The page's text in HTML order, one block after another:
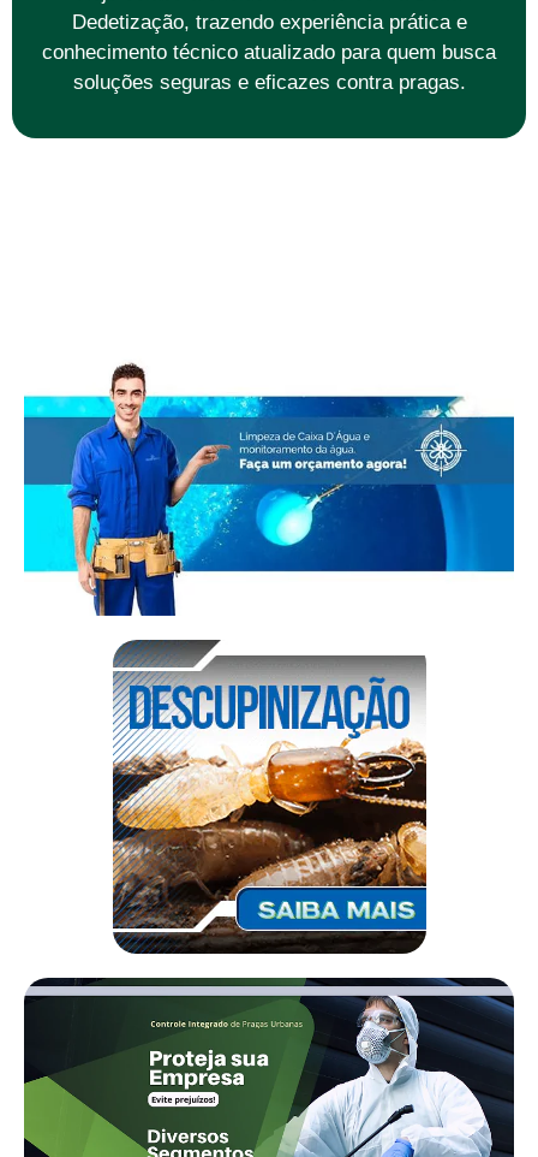
Dedetização, trazendo experiência prática e
conhecimento técnico atualizado para quem busca
soluções seguras e eficazes contra pragas.